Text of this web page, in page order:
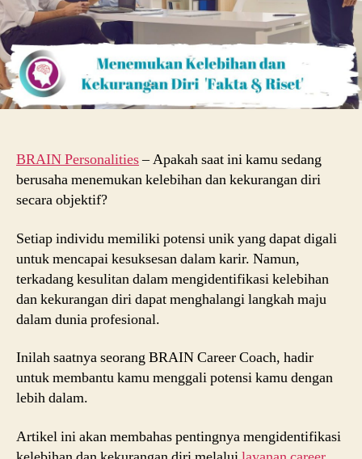
BRAIN Personalities– Apakah saat ini kamu sedang
berusaha menemukan kelebihan dan kekurangan diri
secara objektif?
Setiap individu memiliki potensi unik yang dapat digali
untuk mencapai kesuksesan dalam karir. Namun,
terkadang kesulitan dalam mengidentifikasi kelebihan
dan kekurangan diri dapat menghalangi langkah maju
dalam dunia profesional.
Inilah saatnya seorang BRAIN Career Coach, hadir
untuk membantu kamu menggali potensi kamu dengan
lebih dalam.
Artikel ini akan membahas pentingnya mengidentifikasi